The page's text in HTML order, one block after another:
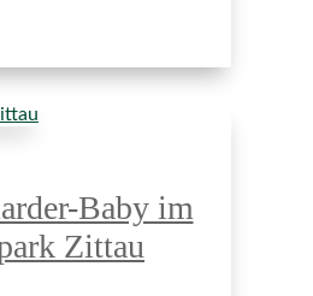
Baby im
Zittau